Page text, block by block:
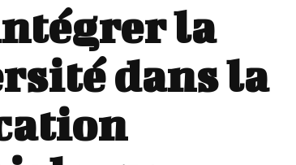
la
dans la